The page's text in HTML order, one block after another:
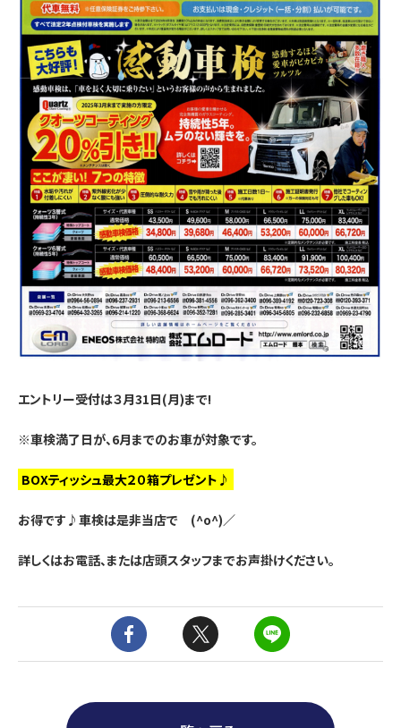
エントリー受付は３月31日(月)まで!
※車検満了日が、6月までのお車が対象です。
BOXティッシュ最大２０箱プレゼント♪
お得です♪車検は是非当店で (^o^)／
詳しくはお電話、または店頭スタッフまでお声掛けください。